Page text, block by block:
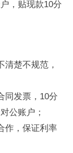
，贴现款10分
清楚不规范，
同发票，10分
公账户；
作，保证利率